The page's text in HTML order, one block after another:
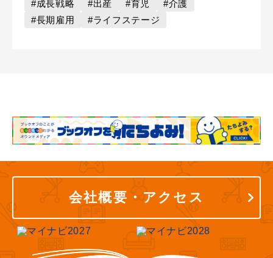
#成長戦略
#出産 #育児
#介護
#長期雇用
#ライフステージ
会社概要・アクセス